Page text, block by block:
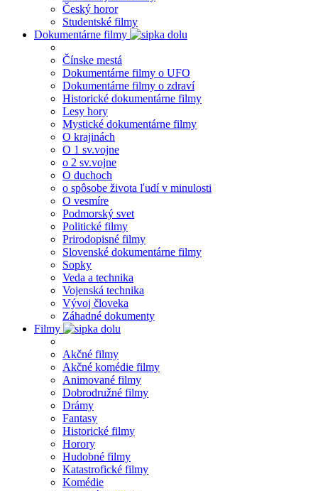
Český horor
Studentské filmy
Dokumentárne filmy
Čínske mestá
Dokumentárne filmy o UFO
Dokumentárne filmy o zdraví
Historické dokumentárne filmy
Lesy hory
Mystické dokumentárne filmy
O krajinách
O 1 sv.vojne
o 2 sv.vojne
O duchoch
o spôsobe života ľudí v minulosti
O vesmíre
Podmorský svet
Politické filmy
Prirodopisné filmy
Slovenské dokumentárne filmy
Sopky
Veda a technika
Vojenská technika
Vývoj človeka
Záhadné dokumenty
Filmy
Akčné filmy
Akčné komédie filmy
Animované filmy
Dobrodružné filmy
Drámy
Fantasy
Historické filmy
Horory
Hudobné filmy
Katastrofické filmy
Komédie